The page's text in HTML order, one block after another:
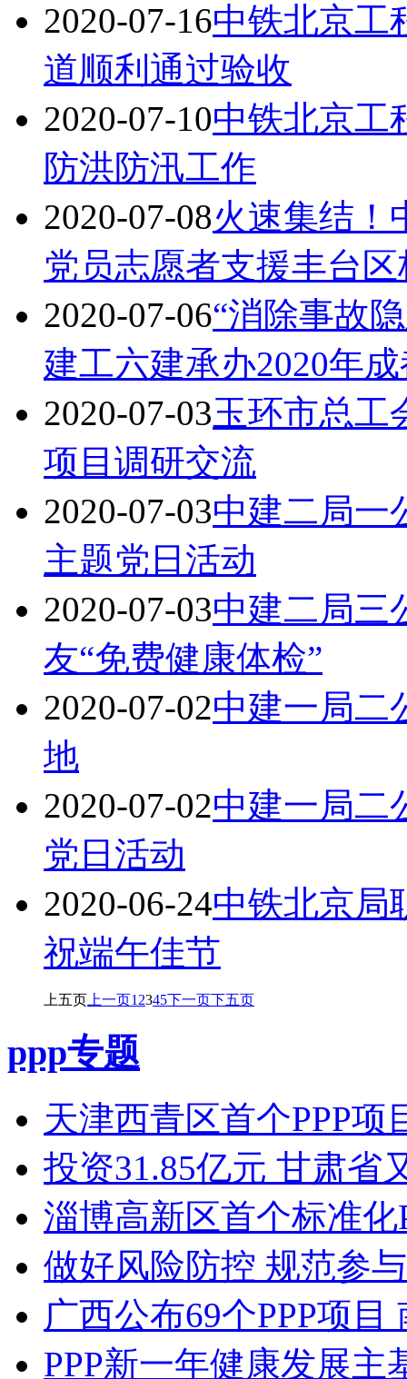
2020-07-16中铁北京工
道顺利通过验收
2020-07-10中铁北京工
防洪防汛工作
2020-07-08火速集结！
党员志愿者支援丰台
2020-07-06“消除事故
建工六建承办2020年
2020-07-03玉环市总工
项目调研交流
2020-07-03中建二局一
主题党日活动
2020-07-03中建二局三
友“免费健康体检”
2020-07-02中建一局二
地
2020-07-02中建一局二
党日活动
2020-06-24中铁北京局
祝端午佳节
上五页 上一页1 2345下一页下五页
ppp专题
天津西青区首个PPP项
投资31.85亿元 甘肃省
淄博高新区首个标准化
做好风险防控 规范参
广西公布69个PPP项
PPP新一年健康发展